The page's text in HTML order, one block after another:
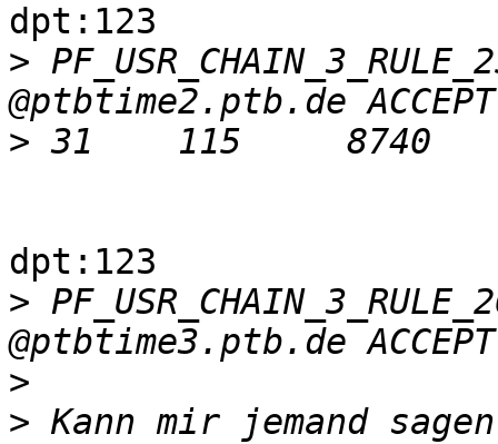
dpt:123
>
> 31	115	8740	ACCEPT	udp
dpt:123
>
>
> Kann mir jemand